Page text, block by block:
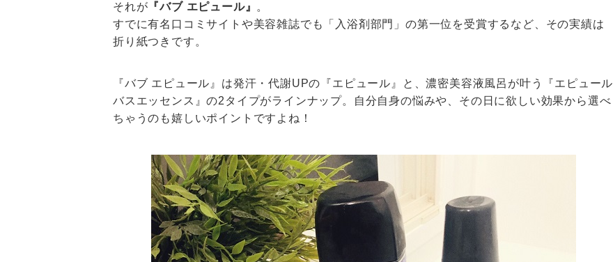
それが 『バブ エピュール』 。
すでに有名口コミサイトや美容雑誌でも「入浴剤部門」の第一位を受賞するなど、その実績は
折り紙つきです。
『バブ エピュール』は発汗・代謝UPの『エピュール』と、濃密美容液風呂が叶う『エピュール
バスエッセンス』の2タイプがラインナップ。自分自身の悩みや、その日に欲しい効果から選べ
ちゃうのも嬉しいポイントですよね！